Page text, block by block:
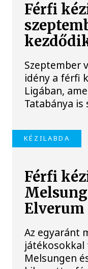
Férfi
Szeptember
idény a férfi
Ligában,
Tatabánya is
KÉZILABDA
Férfi
Az egyaránt
Melsungen